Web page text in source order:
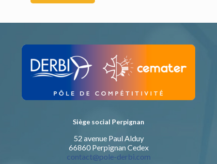
Siège social Perpignan
52 avenue Paul Alduy
66860 Perpignan Cedex
contact@pole-derbi.com